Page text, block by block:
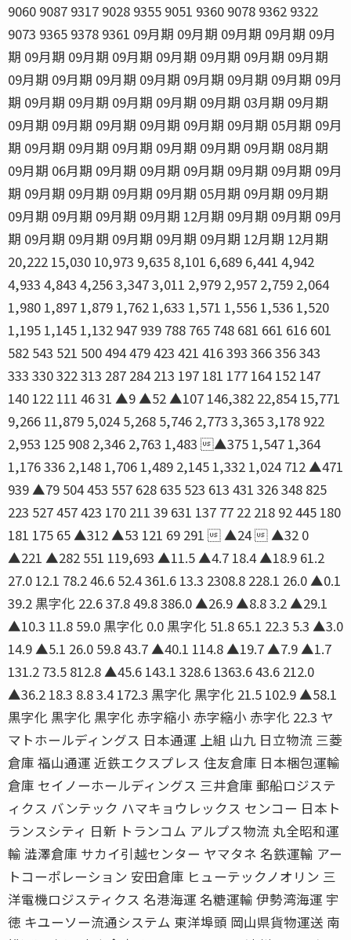
9060 9087 9317 9028 9355 9051 9360 9078 9362 9322
9073 9365 9378 9361 09月期 09月期 09月期 09月期 09月
期 09月期 09月期 09月期 09月期 09月期 09月期 09月期
09月期 09月期 09月期 09月期 09月期 09月期 09月期 09月
期 09月期 09月期 09月期 09月期 09月期 03月期 09月期
09月期 09月期 09月期 09月期 09月期 09月期 05月期 09月
期 09月期 09月期 09月期 09月期 09月期 09月期 08月期
09月期 06月期 09月期 09月期 09月期 09月期 09月期 09月
期 09月期 09月期 09月期 09月期 05月期 09月期 09月期
09月期 09月期 09月期 09月期 12月期 09月期 09月期 09月
期 09月期 09月期 09月期 09月期 09月期 12月期 12月期
20,222 15,030 10,973 9,635 8,101 6,689 6,441 4,942
4,933 4,843 4,256 3,347 3,011 2,979 2,957 2,759 2,064
1,980 1,897 1,879 1,762 1,633 1,571 1,556 1,536 1,520
1,195 1,145 1,132 947 939 788 765 748 681 661 616 601
582 543 521 500 494 479 423 421 416 393 366 356 343
333 330 322 313 287 284 213 197 181 177 164 152 147
140 122 111 46 31 ▲9 ▲52 ▲107 146,382 22,854 15,771
9,266 11,879 5,024 5,268 5,746 2,773 3,365 3,178 922
2,953 125 908 2,346 2,763 1,483 ▲375 1,547 1,364
1,176 336 2,148 1,706 1,489 2,145 1,332 1,024 712 ▲471
939 ▲79 504 453 557 628 635 523 613 431 326 348 825
223 527 457 423 170 211 39 631 137 77 22 218 92 445 180
181 175 65 ▲312 ▲53 121 69 291  ▲24  ▲32 0
▲221 ▲282 551 119,693 ▲11.5 ▲4.7 18.4 ▲18.9 61.2
27.0 12.1 78.2 46.6 52.4 361.6 13.3 2308.8 228.1 26.0 ▲0.1
39.2 黒字化 22.6 37.8 49.8 386.0 ▲26.9 ▲8.8 3.2 ▲29.1
▲10.3 11.8 59.0 黒字化 0.0 黒字化 51.8 65.1 22.3 5.3 ▲3.0
14.9 ▲5.1 26.0 59.8 43.7 ▲40.1 114.8 ▲19.7 ▲7.9 ▲1.7
131.2 73.5 812.8 ▲45.6 143.1 328.6 1363.6 43.6 212.0
▲36.2 18.3 8.8 3.4 172.3 黒字化 黒字化 21.5 102.9 ▲58.1
黒字化 黒字化 黒字化 赤字縮小 赤字縮小 赤字化 22.3 ヤ
マトホールディングス 日本通運 上組 山九 日立物流 三菱
倉庫 福山通運 近鉄エクスプレス 住友倉庫 日本梱包運輸
倉庫 セイノーホールディングス 三井倉庫 郵船ロジステ
ィクス バンテック ハマキョウレックス センコー 日本ト
ランスシティ 日新 トランコム アルプス物流 丸全昭和運
輸 澁澤倉庫 サカイ引越センター ヤマタネ 名鉄運輸 アー
トコーポレーション 安田倉庫 ヒューテックノオリン 三
洋電機ロジスティクス 名港海運 名糖運輸 伊勢湾海運 宇
徳 キユーソー流通システム 東洋埠頭 岡山県貨物運送 南